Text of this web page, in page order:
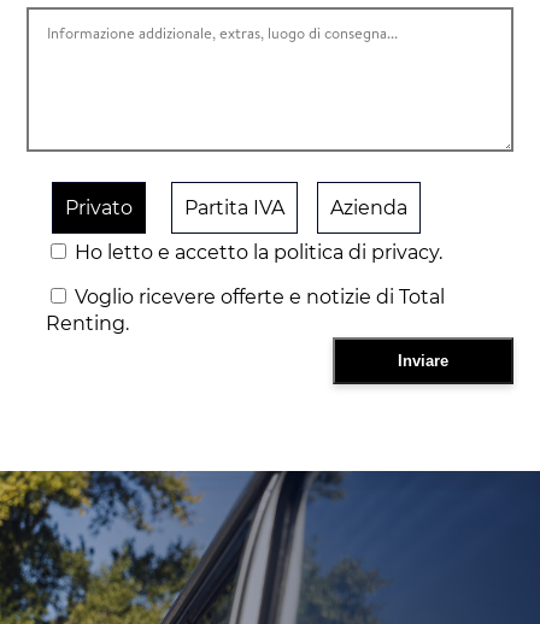
Privato Partita IVA
Azienda
Ho letto e accetto la politica di privacy.
Voglio ricevere offerte e notizie di Total
Renting.